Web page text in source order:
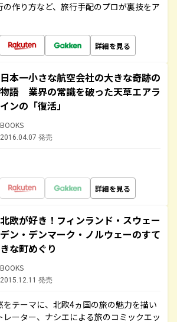
作り方など、旅行手配のプロが裏技をア
詳細を見る
日本一小さな航空会社の大きな奇跡の
物語 業界の常識を破った天草エアラ
インの「復活」
BOOKS
2016.04.07 発売
詳細を見る
北欧が好き！フィンランド・スウェー
デン・デンマーク・ノルウェーのすて
きな町めぐり
BOOKS
2015.12.11 発売
をテーマに、北欧4ヵ国の旅の魅力を描い
ーター、ナシエによる旅のコミックエッ